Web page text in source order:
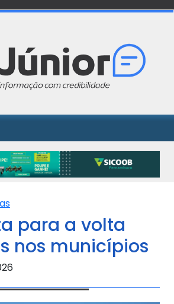
para a volta
nos municípios